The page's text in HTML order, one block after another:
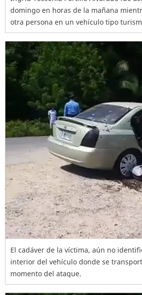
domingo en horas de la mañana
otra persona en un vehículo tipo
El cadáver de la víctima, aún no
interior del vehículo donde se
momento del ataque.